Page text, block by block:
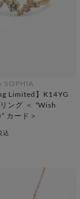
SOPHIA
Limited】K14YG
ング ＜ “Wish
カード＞
込